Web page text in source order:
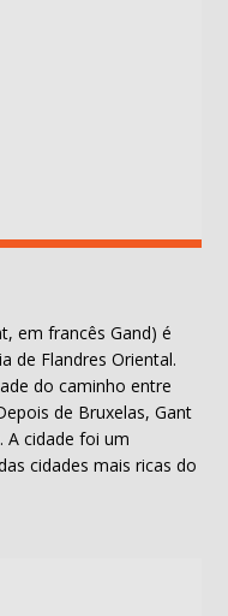
em francês Gand) é
de Flandres Oriental.
do caminho entre
de Bruxelas, Gant
A cidade foi um
cidades mais ricas do